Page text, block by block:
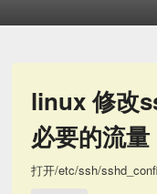
linux 修改
必要的流量
打开/etc/ssh/